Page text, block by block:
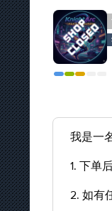
我是一
1. 下单
2. 如有